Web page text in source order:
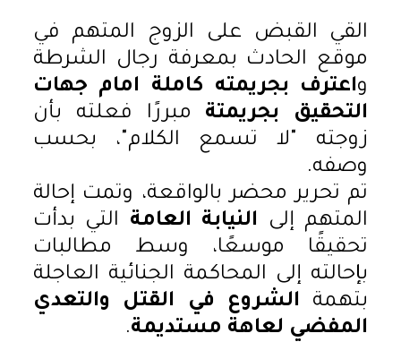
القي القبض على الزوج المتهم في
موقع الحادث بمعرفة رجال الشرطة
واعترف بجريمته كاملة امام جهات
التحقيق بجريمتة مبررًا فعلته بأن
زوجته "لا تسمع الكلام"، بحسب
وصفه.
تم تحرير محضر بالواقعة، وتمت إحالة
المتهم إلى النيابة العامة التي بدأت
تحقيقًا موسعًا، وسط مطالبات
بإحالته إلى المحاكمة الجنائية العاجلة
بتهمة الشروع في القتل والتعدي
المفضي لعاهة مستديمة.